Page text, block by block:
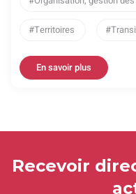
Territoires
En savoir plus
Recevoir